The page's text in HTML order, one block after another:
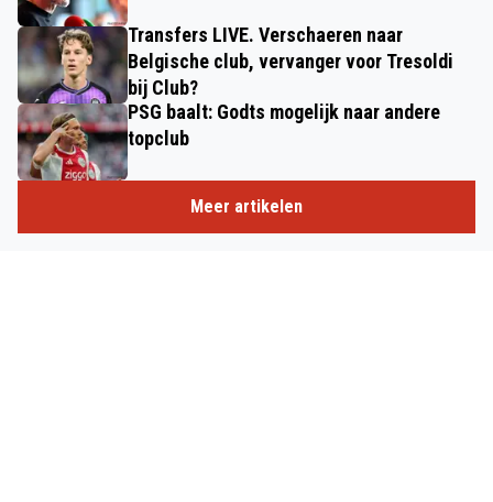
Transfers LIVE. Verschaeren naar
Belgische club, vervanger voor Tresoldi
bij Club?
PSG baalt: Godts mogelijk naar andere
topclub
Meer artikelen